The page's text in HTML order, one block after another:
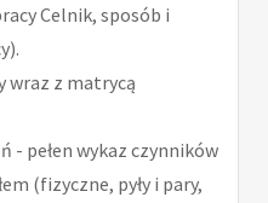
Celnik, sposób i
wraz z matrycą
- pełen wykaz czynników
(fizyczne, pyły i pary,